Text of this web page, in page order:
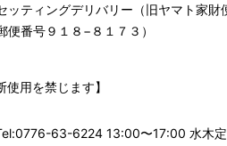
ッティングデリバリー （旧ヤマト家財
便番号９１８−８１７３）
使用を禁じます】
63-6224 13:00〜17:00 水木